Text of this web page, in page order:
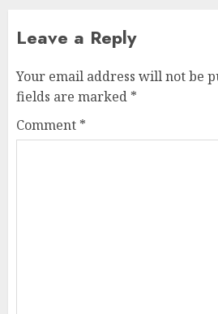
Leave a Reply
Your email address will not be
fields are marked *
Comment *